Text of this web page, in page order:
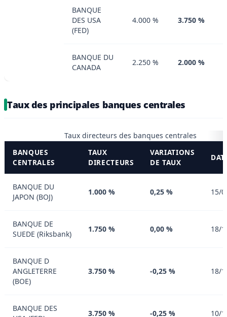
BANQUE
DES USA
(FED)
4.000 % 3.750 %
BANQUE DU
CANADA
2.250 % 2.000 %
Taux des principales banques centrales
Taux directeurs des banques centrales
BANQUES
CENTRALES
TAUX
DIRECTEURS
VARIATIONS
DE TAUX
BANQUE DU
JAPON (BOJ)
1.000 % 0,25 % 15/
BANQUE DE
SUEDE (Riksbank)
1.750 % 0,00 % 18/
BANQUE D
ANGLETERRE
(BOE)
3.750 % -0,25 % 18/
BANQUE DES
3.750 % -0,25 % 10/